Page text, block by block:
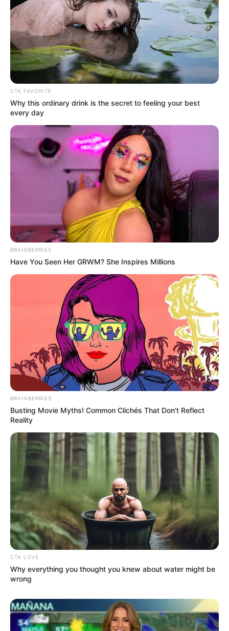
Laras Kinanda Nyimas Ratu Rafa
Megan Domani Beby Tsabina
Salshabilla Adriani Angela Gilsha
TULIS KOMENTAR
Alamat email Anda tidak akan dipublikasikan. Ruas yang wajib ditandai
CTA FAVORITE
Why this ordinary drink is the secret to feeling your best
every day
BRAINBERRIES
Have You Seen Her GRWM? She Inspires Millions
BRAINBERRIES
Busting Movie Myths! Common Clichés That Don't Reflect
Reality
CTA LOVE
Why everything you thought you knew about water might be
wrong